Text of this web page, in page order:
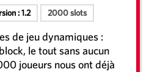
:1.2 2000 slots
de jeu dynamiques :
le tout sans aucun
joueurs nous ont déjà